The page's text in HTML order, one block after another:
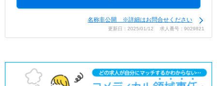
名称非公開 ※詳細はお問合せください
更新日：2025/01/12 求人番号：9029821